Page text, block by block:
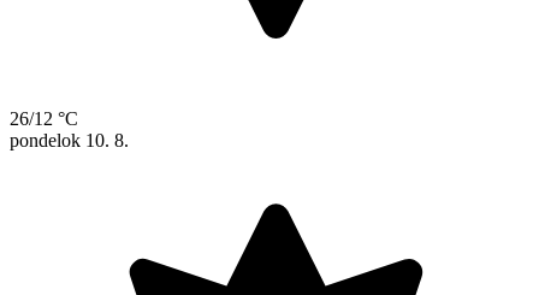
26/12 °C
pondelok 10. 8.